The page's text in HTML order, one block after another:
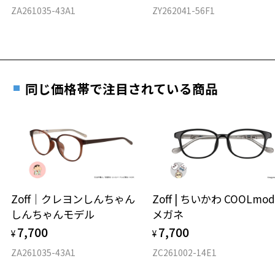
D 仕上がりの横幅：約138mm
13.3ｇ
※着脱式サングラス：デモレンズ、アタッチメント込みの重さ
タイプ
材質
す。
ZA261035-43A1 ZY262041-56F1
同じ価格帯で注目されている商品
Zoff｜クレヨンしんちゃん
しんちゃんモデル
¥ 7,700
ZA261035-43A1
Zoff | ちいかわ
メガネ
¥ 7,700
ZC261002-14E1